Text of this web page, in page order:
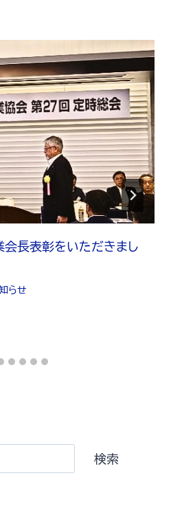
長表彰をいただきまし
らせ
検索